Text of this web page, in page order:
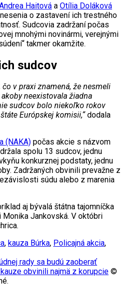
Haitová a Otília Doláková
o zastavení ich trestného
Sudcovia zadržaní počas
mnohými novinármi, verejnými
takmer okamžite.
sudcov
v praxi znamená, že nesmeli
neexistovala žiadna
sudcov bolo niekoľko rokov
Európskej komisii,“ dodala
(NAKA) počas akcie s názvom
spolu 13 sudcov, jednu
konkurznej podstaty, jednu
Zadržaných obvinili prevažne z
súdu alebo z marenia
aj bývalá štátna tajomníčka
Jankovská. V októbri
, kauza Búrka, Policajná akcia,
rady sa budú zaoberať
obvinili najmä z korupcie ©